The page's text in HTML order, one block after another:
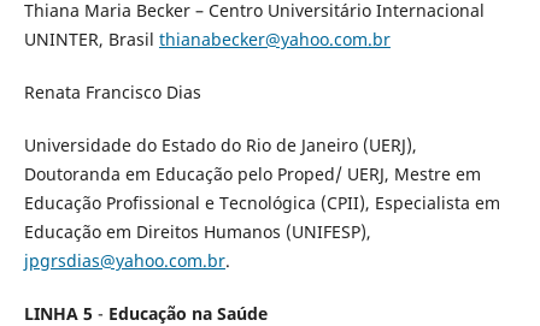
Thiana Maria Becker – Centro Universitário Internacional
UNINTER, Brasil thianabecker@yahoo.com.br
Renata Francisco Dias
Universidade do Estado do Rio de Janeiro (UERJ),
Doutoranda em Educação pelo Proped/ UERJ, Mestre em
Educação Profissional e Tecnológica (CPII), Especialista em
Educação em Direitos Humanos (UNIFESP),
jpgrsdias@yahoo.com.br.
LINHA 5 - Educação na Saúde